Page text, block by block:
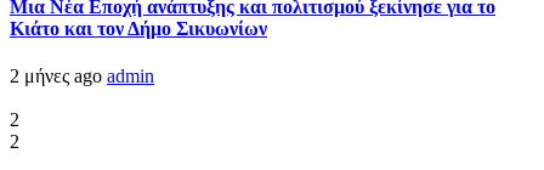
Μια Νέα Εποχή ανάπτυξης και πολιτισμού ξεκίνησε για το
Κιάτο και τον Δήμο Σικυωνίων
2 μήνες ago admin
2
2